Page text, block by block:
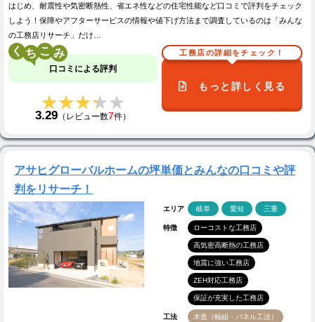
はじめ、耐震性や気密断熱性、省エネ性などの住宅性能など口コミで評判をチェック
しよう！保障やアフターサービスの情報や値下げ方法まで調査しているのは「みんな
の工務店リサーチ」だけ…
く こ
口コミによる評判
★★★★★
★★★★★
3.29 （レビュー数7件）
工務店の詳細をチェック！
もっと詳しく見る
アサヒグローバルホームの坪単価とみんなの口コミや評
判をリサーチ！
エリア 岐阜 愛知 三重
特徴 ローコストな工務店
高気密高断熱の工務店
地震に強い工務店
ZEH対応工務店
保証が充実した工務店
工法 木造（軸組・パネル工法）